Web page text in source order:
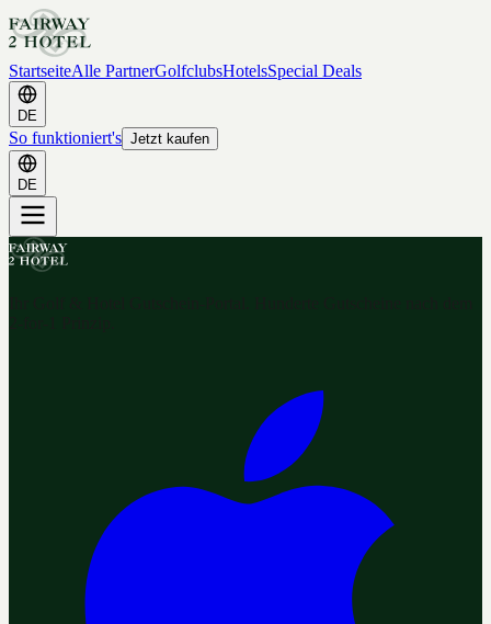
StartseiteAlle PartnerGolfclubsHotelsSpecial Deals
DE
So funktioniert's Jetzt kaufen
DE